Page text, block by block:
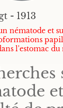
- 1913
nématode et
l'estomac du